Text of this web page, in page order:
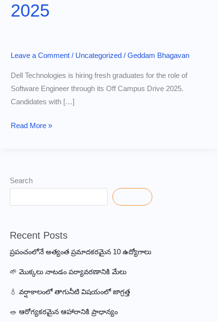
2025
Leave a Comment / Uncategorized/ Geddam Bhagavan
Dell Technologies is hiring fresh graduates for the role of
Software Engineer through its Off Campus Drive 2025.
Candidates with […]
Apply
Engineer
Drive
2025
Read More »
Search
Recent Posts
ప్రపంచంలోనే అత్యంత ప్రమాదకరమైన 10 ఉద్యోగాలు
🌱 మొక్కలు నాటడం పర్యావరణానికి మేలు
💧 వర్షాకాలంలో తాగునీటి విషయంలో జాగ్రత్త
🥗 ఆరోగ్యకరమైన ఆహారానికి ప్రాధాన్యం